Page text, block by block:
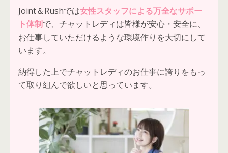
Joint＆Rushでは女性スタッフによる万全なサポー
ト体制で、チャットレディは皆様が安心・安全に、
お仕事していただけるような環境作りを大切にして
います。
納得した上でチャットレディのお仕事に誇りをもっ
て取り組んで欲しいと思っています。